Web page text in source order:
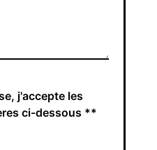
j'accepte les
ci-dessous **